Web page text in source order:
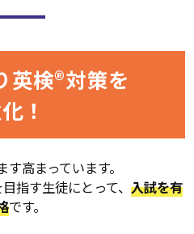
英検®対策を
！
高まっています。
指す生徒にとって、入試を有
です。